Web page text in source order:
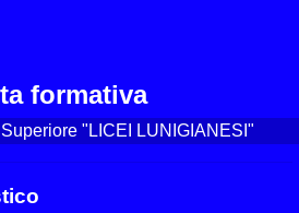
formativa
"LICEI LUNIGIANESI"